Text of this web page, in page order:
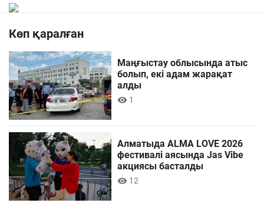
Көп қаралған
Маңғыстау облысында атыс
болып, екі адам жарақат
алды
1
Алматыда ALMA LOVE 2026
фестивалі аясында Jas Vibe
акциясы басталды
12